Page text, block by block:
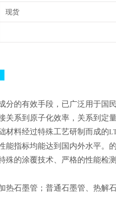
现货
的有效手段，已广泛用于国
系到原子化效率，关系到定
材料经过特殊工艺研制而成的
指标均能达到国内外水平。
殊的涂覆技术、严格的性能检
石墨管；普通石墨管、热解